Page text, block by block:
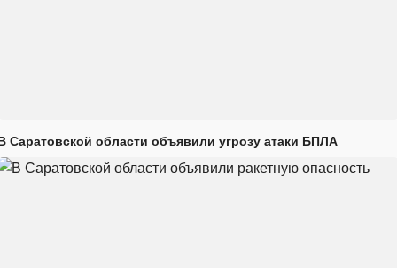
Саратовской области объявили угрозу атаки БПЛА